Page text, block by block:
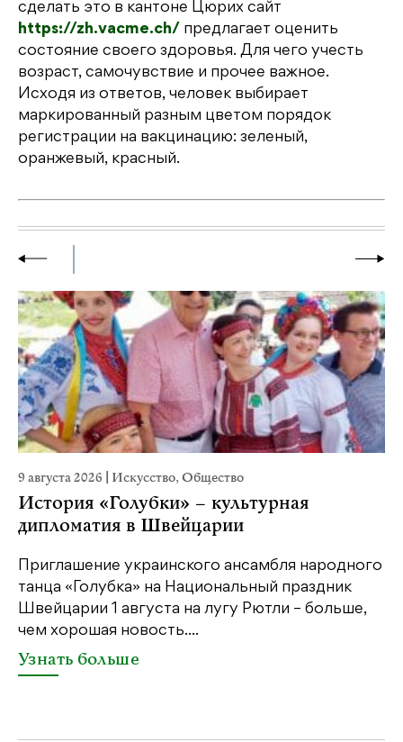
сделать это в кантоне Цюрих сайт
https://zh.vacme.ch/ предлагает оценить
состояние своего здоровья. Для чего учесть
возраст, самочувствие и прочее важное.
Исходя из ответов, человек выбирает
маркированный разным цветом порядок
регистрации на вакцинацию: зеленый,
оранжевый, красный.
9 августа 2026 Искусство,Общество
История «Голубки» – культурная
дипломатия в Швейцарии
Приглашение украинского ансамбля народного
танца «Голубка» на Национальный праздник
Швейцарии 1 августа на лугу Рютли – больше,
чем хорошая новость....
Узнать больше